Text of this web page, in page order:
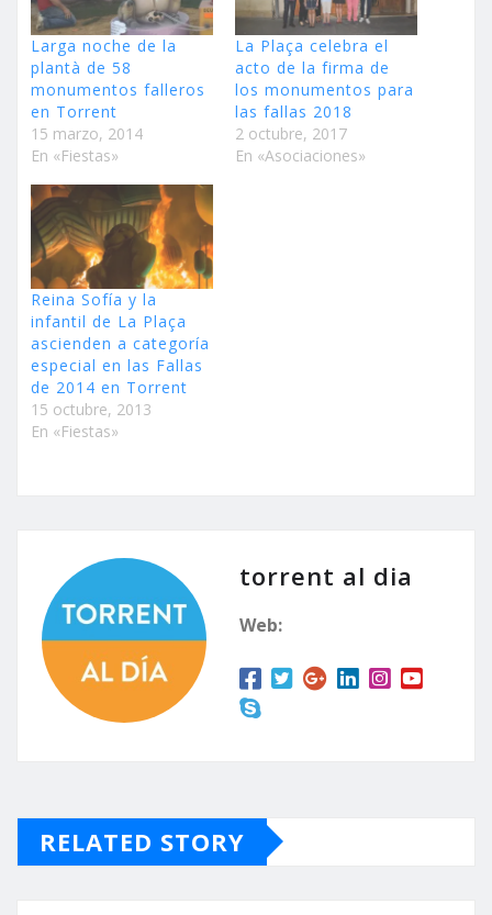
Larga noche de la
plantà de 58
monumentos falleros
en Torrent
15 marzo, 2014
En «Fiestas»
La Plaça celebra el
acto de la firma de
los monumentos para
las fallas 2018
2 octubre, 2017
En «Asociaciones»
Reina Sofía y la
infantil de La Plaça
ascienden a categoría
especial en las Fallas
de 2014 en Torrent
15 octubre, 2013
En «Fiestas»
torrent al dia
Web:
RELATED STORY